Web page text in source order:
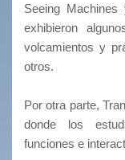
Seeing
exhibieron
volcamientos y
otros.
Por otra parte,
donde los
funciones e